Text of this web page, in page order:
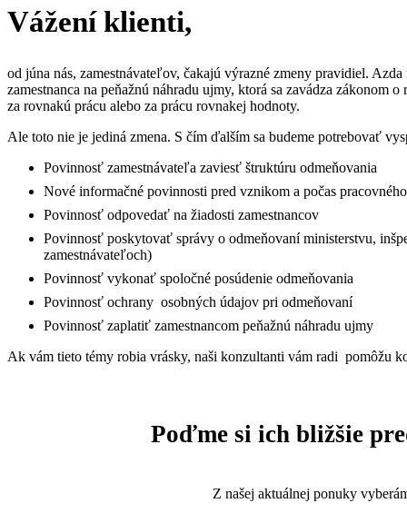
Vážení klienti,
od júna nás, zamestnávateľov, čakajú výrazné zmeny pravidiel.
zamestnanca na peňažnú náhradu ujmy, ktorá sa zavádza zákonom
za rovnakú prácu alebo za prácu rovnakej hodnoty.
Ale toto nie je jediná zmena. S čím ďalším sa budeme potrebovať
Povinnosť zamestnávateľa zaviesť štruktúru odmeňovania
Nové informačné povinnosti pred vznikom a počas
Povinnosť odpovedať na žiadosti zamestnancov
Povinnosť poskytovať správy o odmeňovaní ministerstvu,
zamestnávateľoch)
Povinnosť vykonať spoločné posúdenie odmeňovania
Povinnosť ochrany osobných údajov pri odmeňovaní
Povinnosť zaplatiť zamestnancom peňažnú náhradu ujmy
Ak vám tieto témy robia vrásky, naši konzultanti vám radi pomôžu
Poďme si ich bližšie
Z našej aktuálnej ponuky